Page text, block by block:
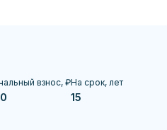
взнос, ₽На срок, лет